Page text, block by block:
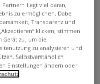
bemalen
liegt viel daran,
zu ermöglichen. Dabei
Transparenz und
klicken, stimmen
Gerät zu, um die
zu analysieren und
Selbstverständlich
Einstellungen ändern oder